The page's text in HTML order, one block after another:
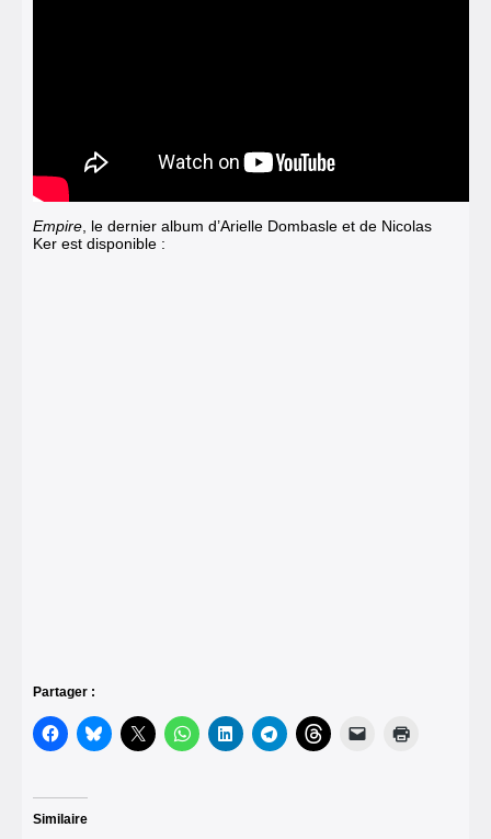
Empire , le dernier album d’Arielle Dombasle et de Nicolas
Ker est disponible :
Partager :
Similaire